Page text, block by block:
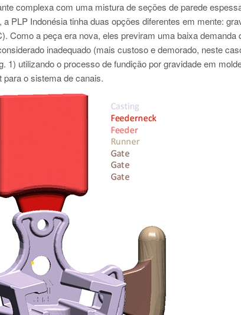
complexa com uma mistura de seções de parede
PLP Indonésia tinha duas opções diferentes em mente:
Como a peça era nova, eles previram uma baixa demanda
inadequado (mais custoso e demorado, neste
1) utilizando o processo de fundição por gravidade em
o sistema de canais.